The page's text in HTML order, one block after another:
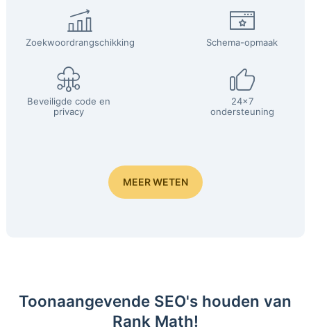
Zoekwoordrangschikking Schema-opmaak
Beveiligde code en
privacy
24x7
ondersteuning
MEER WETEN
Toonaangevende SEO's houden van
Rank Math!